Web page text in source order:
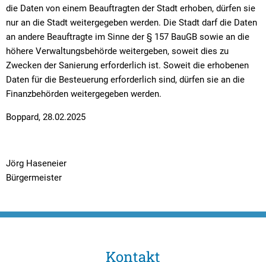
die Daten von einem Beauftragten der Stadt erhoben, dürfen sie
nur an die Stadt weitergegeben werden. Die Stadt darf die Daten
an andere Beauftragte im Sinne der § 157 BauGB sowie an die
höhere Verwaltungsbehörde weitergeben, soweit dies zu
Zwecken der Sanierung erforderlich ist. Soweit die erhobenen
Daten für die Besteuerung erforderlich sind, dürfen sie an die
Finanzbehörden weitergegeben werden.
Boppard, 28.02.2025
Jörg Haseneier
Bürgermeister
Kontakt